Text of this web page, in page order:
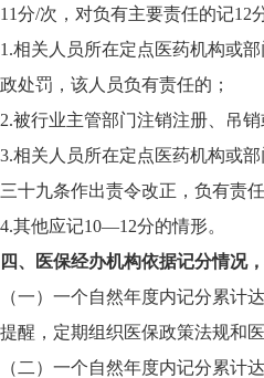
11分/次，对负有主要责任的记12
1.相关人员所在定点医药机构或
政处罚，该人员负有责任的；
2.被行业主管部门注销注册、吊
3.相关人员所在定点医药机构或
三十九条作出责令改正，负有责
4.其他应记10—12分的情形。
四、医保经办机构依据记分情况
（一）一个自然年度内记分累计
提醒，定期组织医保政策法规和
（二）一个自然年度内记分累计